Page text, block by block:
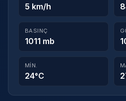
5 km/h
BASINÇ
1011 mb
MIN.
24°C